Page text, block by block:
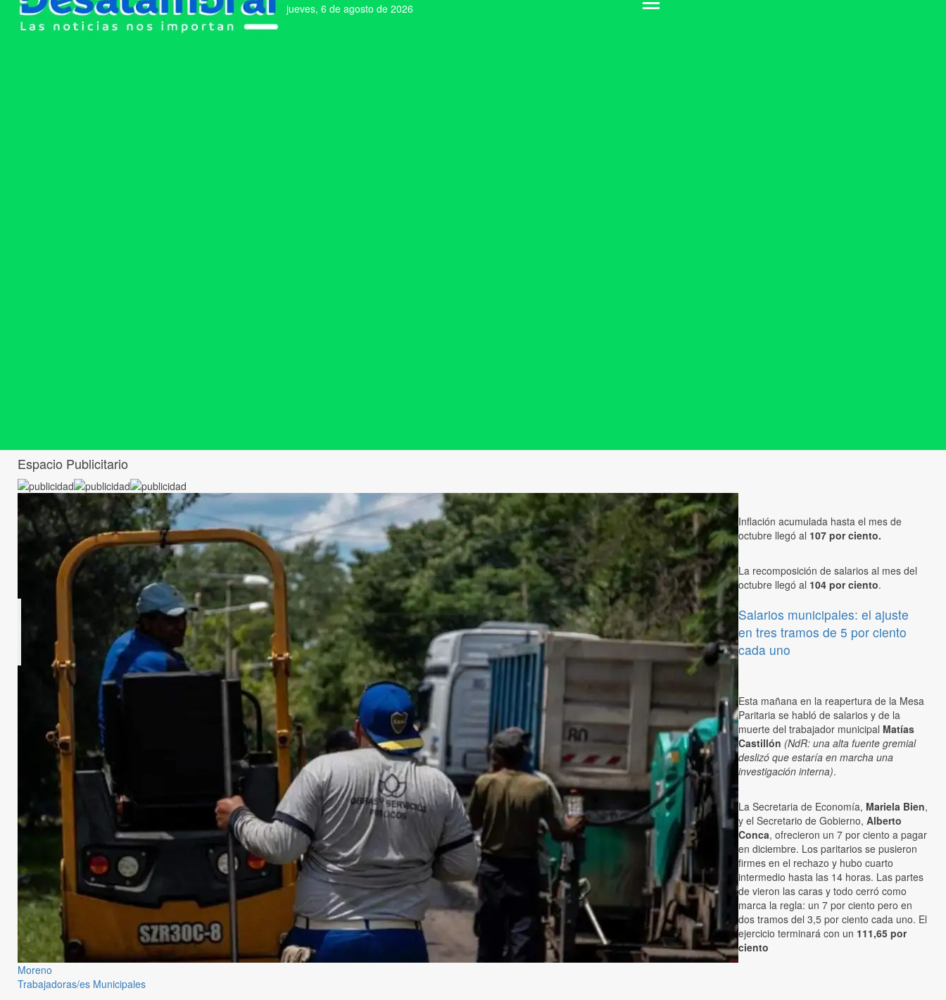
jueves, 6 de agosto de 2026
Espacio Publicitario
Moreno
Trabajadoras/es Municipales
Inflación acumulada hasta el mes de
octubre llegó al 107 por ciento.
La recomposición de salarios al mes del
octubre llegó al 104 por ciento.
Salarios municipales: el ajuste
en tres tramos de 5 por ciento
cada uno
Esta mañana en la reapertura de la Mesa
Paritaria se habló de salarios y de la
muerte del trabajador municipal Matías
Castillón (NdR: una alta fuente gremial
deslizó que estaría en marcha una
investigación interna).
La Secretaria de Economía, Mariela Bien,
y el Secretario de Gobierno, Alberto
Conca, ofrecieron un 7 por ciento a pagar
en diciembre. Los paritarios se pusieron
firmes en el rechazo y hubo cuarto
intermedio hasta las 14 horas. Las partes
de vieron las caras y todo cerró como
marca la regla: un 7 por ciento pero en
dos tramos del 3,5 por ciento cada uno. El
ejercicio terminará con un 111,65 por
ciento